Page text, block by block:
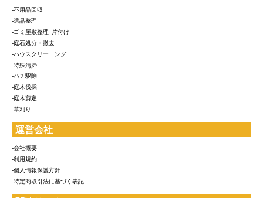
-不用品回収
-遺品整理
-ゴミ屋敷整理･片付け
-庭石処分・撤去
-ハウスクリーニング
-特殊清掃
-ハチ駆除
-庭木伐採
-庭木剪定
-草刈り
運営会社
-会社概要
-利用規約
-個人情報保護方針
-特定商取引法に基づく表記